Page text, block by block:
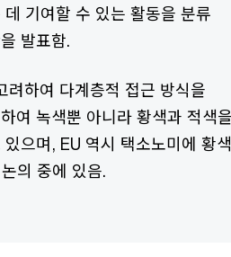
기여할 수 있는 활동을 분류
발표함.
려하여 다계층적 접근 방식을
여 녹색뿐 아니라 황색과 적색을
으며, EU 역시 택소노미에 황색
의 중에 있음.